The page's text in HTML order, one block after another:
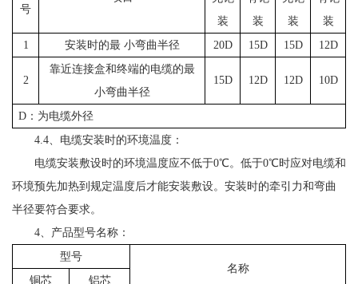
号
装
装
装
装
1
安装时的最 小弯曲半径 20D 15D 15D 12D
2
靠近连接盒和终端的电缆的最
小弯曲半径
15D 12D 12D 10D
D：为电缆外径
4.4、电缆安装时的环境温度：
电缆安装敷设时的环境温度应不低于0℃。低于0℃时应对电缆和
环境预先加热到规定温度后才能安装敷设。安装时的牵引力和弯曲
半径要符合要求。
4、产品型号名称：
型号
名称
铜芯
铝芯